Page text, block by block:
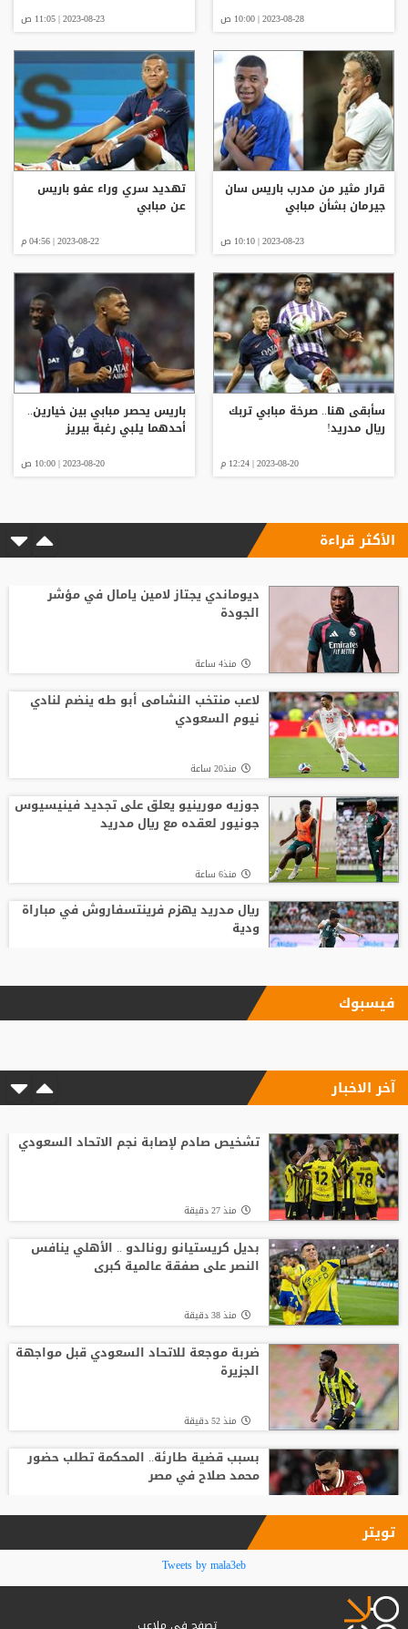
2023-08-28 | 10:00 ص 2023-08-23 | 11:05 ص
قرار مثير من مدرب باريس سان
جيرمان بشأن مبابي
2023-08-23 | 10:10 ص
تهديد سري وراء عفو باريس
عن مبابي
2023-08-22 | 04:56 م
سأبقى هنا.. صرخة مبابي تربك
ريال مدريد!
2023-08-20 | 12:24 م
باريس يحصر مبابي بين خيارين..
أحدهما يلبي رغبة بيريز
2023-08-20 | 10:00 ص
الأكثر قراءة
ديوماندي يجتاز لامين يامال في مؤشر
الجودة
منذ4 ساعة
لاعب منتخب النشامى أبو طه ينضم لنادي
نيوم السعودي
منذ20 ساعة
جوزيه مورينيو يعلق على تجديد فينيسيوس
جونيور لعقده مع ريال مدريد
منذ6 ساعة
ريال مدريد يهزم فرينتسفاروش في مباراة
ودية
ليفربول يحسم صفقة أراخو لاعب برشلونة
مأساة وفاة لاعب شاب
خضيرة يفاجئ ريال مدريد
لوكا زيدان يودع غرناطة ويوقع لناد إسباني
جديد
فيسبوك
آخر الاخبار
تشخيص صادم لإصابة نجم الاتحاد السعودي
منذ 27 دقيقة
بديل كريستيانو رونالدو .. الأهلي ينافس
النصر على صفقة عالمية كبرى
منذ 38 دقيقة
ضربة موجعة للاتحاد السعودي قبل مواجهة
الجزيرة
منذ 52 دقيقة
بسبب قضية طارئة.. المحكمة تطلب حضور
محمد صلاح في مصر
مالديني يكشف سبب رحيله عن الاتحاد
الإيطالي: الاتفاق تغير
تويتر
Tweets by mala3eb